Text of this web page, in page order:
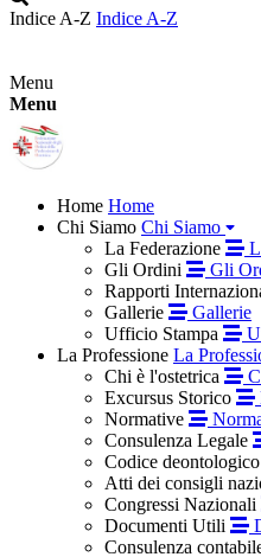
Indice A-Z Indice A-Z
Menu
Menu
Home Home
Chi Siamo Chi Siamo
La Federazione
Gli Ordini
Gli
Rapporti
Gallerie
Gallerie
Ufficio Stampa
La Professione La
Chi è l'ostetrica
Excursus Storico
Normative
Consulenza Legale
Codice deontologico
Atti dei consigli
Congressi Nazionali
Documenti Utili
Consulenza